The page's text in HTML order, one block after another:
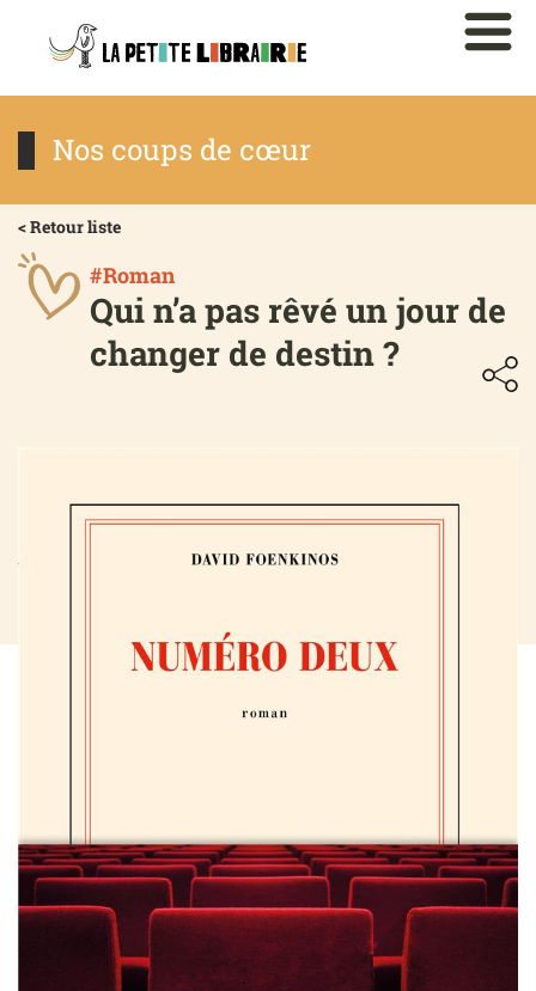
Nos coups de cœur
< Retour liste
#Roman
Qui n’a pas rêvé un jour de
changer de destin ?